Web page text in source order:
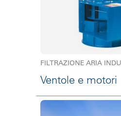
FILTRAZIONE ARIA
Ventole e motori